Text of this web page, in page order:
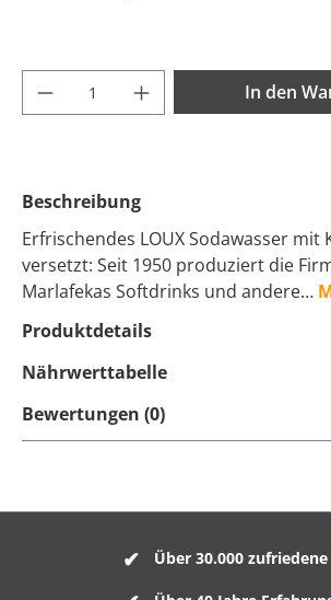
Produkt Anzahl: Gib den
In den
Beschreibung
Erfrischendes LOUX Sodawasser mit
versetzt: Seit 1950 produziert die
Marlafekas Softdrinks und andere…
Produktdetails
Nährwerttabelle
Bewertungen (0)
Über 30.000